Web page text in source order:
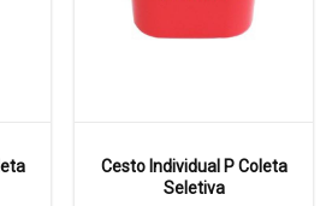
Cesto Individual P Coleta
Seletiva